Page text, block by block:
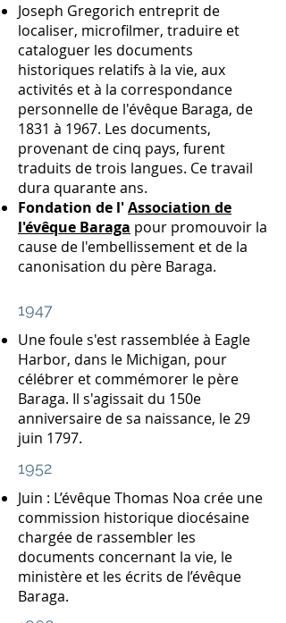
Joseph Gregorich entreprit de
localiser, microfilmer, traduire et
cataloguer les documents
historiques relatifs à la vie, aux
activités et à la correspondance
personnelle de l'évêque Baraga, de
1831 à 1967. Les documents,
provenant de cinq pays, furent
traduits de trois langues. Ce travail
dura quarante ans.
Fondation de l'Association de
l'évêque Baraga pour promouvoir la
cause de l'embellissement et de la
canonisation du père Baraga.
1947
Une foule s'est rassemblée à Eagle
Harbor, dans le Michigan, pour
célébrer et commémorer le père
Baraga. Il s'agissait du 150e
anniversaire de sa naissance, le 29
juin 1797.
1952
Juin : L’évêque Thomas Noa crée une
commission historique diocésaine
chargée de rassembler les
documents concernant la vie, le
ministère et les écrits de l’évêque
Baraga.